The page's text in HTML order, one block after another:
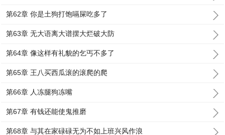
第62章 你是土狗打饱嗝屎吃多了
第63章 无大语离大谱摆大烂破大防
第64章 像这样有礼貌的乞丐不多了
第65章 王八买西瓜滚的滚爬的爬
第66章 人冻腿狗冻嘴
第67章 有钱还能使鬼推磨
第68章 与其在家碌碌无为不如上班兴风作浪